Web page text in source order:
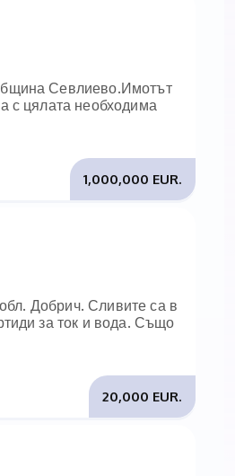
Севлиево.Имотът
с цялата необходима
1,000,000 EUR.
Добрич. Сливите са в
за ток и вода. Също
20,000 EUR.